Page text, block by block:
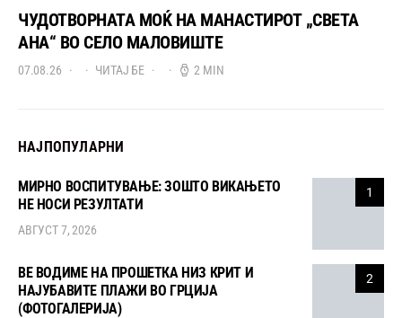
ЧУДОТВОРНАТА МОЌ НА МАНАСТИРОТ „СВЕТА
АНА“ ВО СЕЛО МАЛОВИШТЕ
07.08.26 ЧИТАЈ БЕ 2 MIN
НАЈПОПУЛАРНИ
1
МИРНО ВОСПИТУВАЊЕ: ЗОШТО ВИКАЊЕТО
НЕ НОСИ РЕЗУЛТАТИ
АВГУСТ 7, 2026
2
ВЕ ВОДИМЕ НА ПРОШЕТКА НИЗ КРИТ И
НАЈУБАВИТЕ ПЛАЖИ ВО ГРЦИЈА
(ФОТОГАЛЕРИЈА)